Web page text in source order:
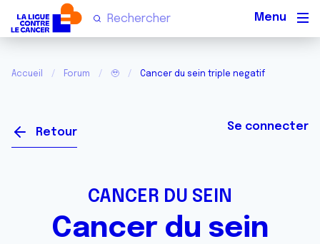
Accueil Forum 🥹 Cancer du sein triple negatif
Retour Se connecter
CANCER DU SEIN
Cancer du sein